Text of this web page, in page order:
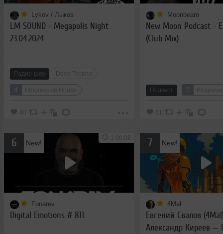
Lykov / Лыков
LM SOUND - Megapolis Night
23.04.2024
Радио-шоу Deep Techno
4 Progressive House
Moonbeam
New Moon Podcast -
(Club Mix)
Подкаст 5
61
6 New!
Fonarev
Digital Emotions # 811.
7 New!
4Mal
Евгений Свалов
Александр Киреев —